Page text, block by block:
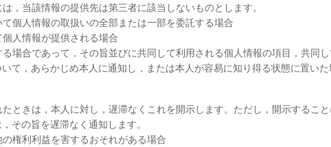
，当該情報の提供先は第三者に該当しないものとします。
個人情報の取扱いの全部または一部を委託する場合
人情報が提供される場合
場合であって，その旨並びに共同して利用される個人情報の項目，共同
て，あらかじめ本人に通知し，または本人が容易に知り得る状態に置いた
ときは，本人に対し，遅滞なくこれを開示します。ただし，開示するこ
その旨を遅滞なく通知します。
権利利益を害するおそれがある場合